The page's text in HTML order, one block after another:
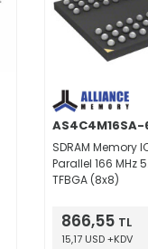
AS4C4M16SA-
SDRAM Memory
Parallel 166 MHz
TFBGA (8x8)
866,55 TL
15,17 USD +KDV